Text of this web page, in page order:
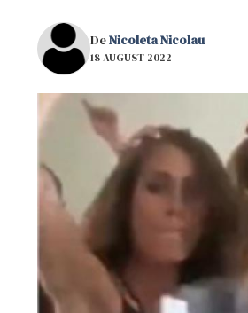
DeNicoleta Nicolau
18 AUGUST 2022